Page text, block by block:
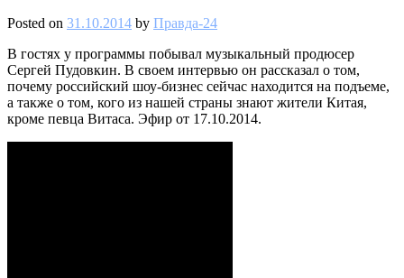
Posted on 31.10.2014 by Правда-24
В гостях у программы побывал музыкальный продюсер
Сергей Пудовкин. В своем интервью он рассказал о том,
почему российский шоу-бизнес сейчас находится на подъеме,
а также о том, кого из нашей страны знают жители Китая,
кроме певца Витаса. Эфир от 17.10.2014.